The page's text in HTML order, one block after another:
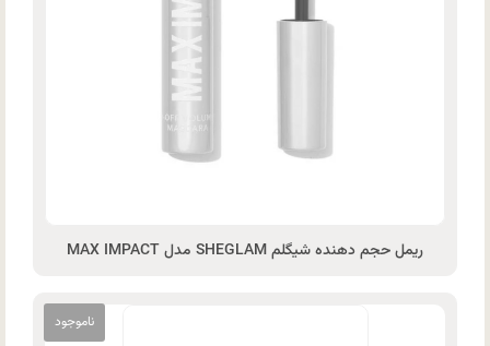
ریمل حجم دهنده شیگلم SHEGLAM مدل MAX IMPACT